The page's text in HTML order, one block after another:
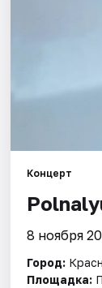
Города
Площадки
Артисты
Рейтинги
Концерт
8 ноября
Город:
Площадка: